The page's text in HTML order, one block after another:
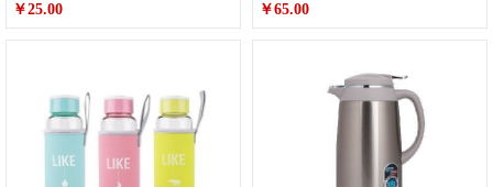
￥25.00 ￥65.00